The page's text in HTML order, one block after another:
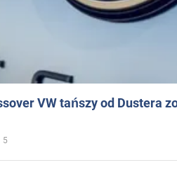
VW tańszy od Dustera
5